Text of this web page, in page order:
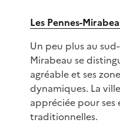
Les Pennes-
Un peu plus au
Mirabeau se
agréable et ses
dynamiques. La
appréciée pour ses
traditionnelles.